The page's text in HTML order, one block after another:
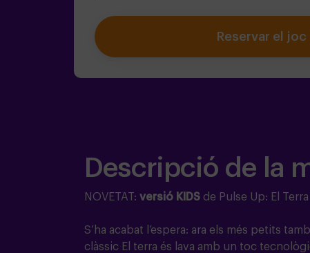
Reservar el joc
Descripció de la
NOVETAT: versió KIDS de Pulse Up: El
S’ha acabat l’espera: ara els més petits
clàssic El terra és lava amb un toc